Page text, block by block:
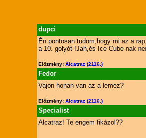
dupci
Én pontosan tudom,hogy mi az a
a 10. golyót !Jah,és Ice Cube-nak
Előzmény: Alcatraz (2116.)
Fedor
Vajon honan van az a lemez?
Előzmény: Alcatraz (2116.)
Specialist
Alcatraz! Te engem fikázol??